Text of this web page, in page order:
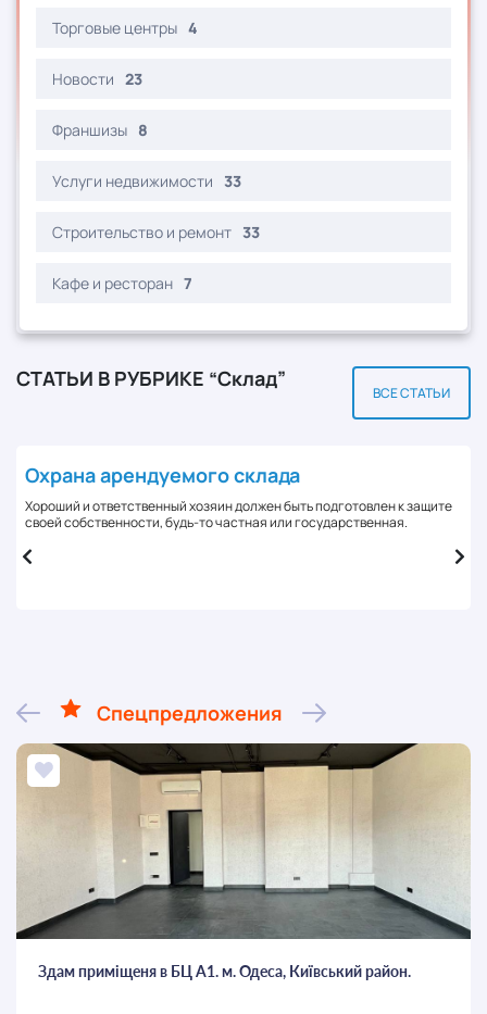
Торговые центры 4
Новости 23
Франшизы 8
Услуги недвижимости 33
Строительство и ремонт 33
Кафе и ресторан 7
СТАТЬИ В РУБРИКЕ “Склад”
ВСЕ СТАТЬИ
Охрана арендуемого склада
Хороший и ответственный хозяин должен быть подготовлен к защите
своей собственности, будь-то частная или государственная.
Спецпредложения
Здам приміщеня в БЦ А1. м. Одеса, Київський район.